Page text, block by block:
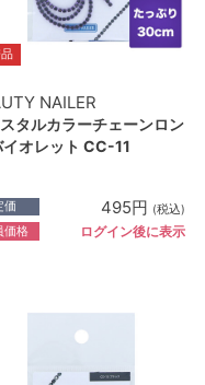
NAILER
タルカラーチェーンロン
イオレット CC-11
価 495円 (税込)
価格 ログイン後に表示